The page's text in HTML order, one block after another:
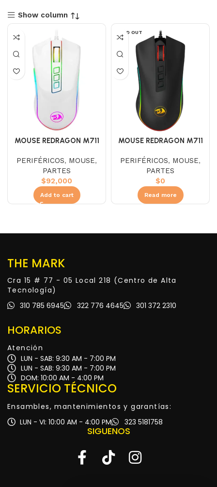
Show column
MOUSE REDRAGON M711
PERIFÉRICOS, MOUSE,
PARTES
$92,000
Add to cart
SOLD OUT
MOUSE REDRAGON M711
PERIFÉRICOS, MOUSE,
PARTES
$0
Read more
THE MARK
Cra 15 # 77 - 05 Local 218 (Centro de Alta
Tecnología)
310 785 6945
322 776 4645 301 372 2310
HORARIOS
Atención
LUN - SAB: 9:30 AM - 7:00 PM
LUN - SAB: 9:30 AM - 7:00 PM
DOM: 10:00 AM - 4:00 PM
SERVICIO TÉCNICO
Ensambles, mantenimientos y garantías:
LUN - VI: 10:00 AM - 4:00 PM
323 5181758
SIGUENOS